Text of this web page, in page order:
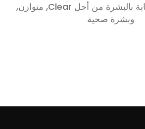
أفضل روتين للعناية بالبشرة من أجل Clear, متوازن,
وبشرة صحية